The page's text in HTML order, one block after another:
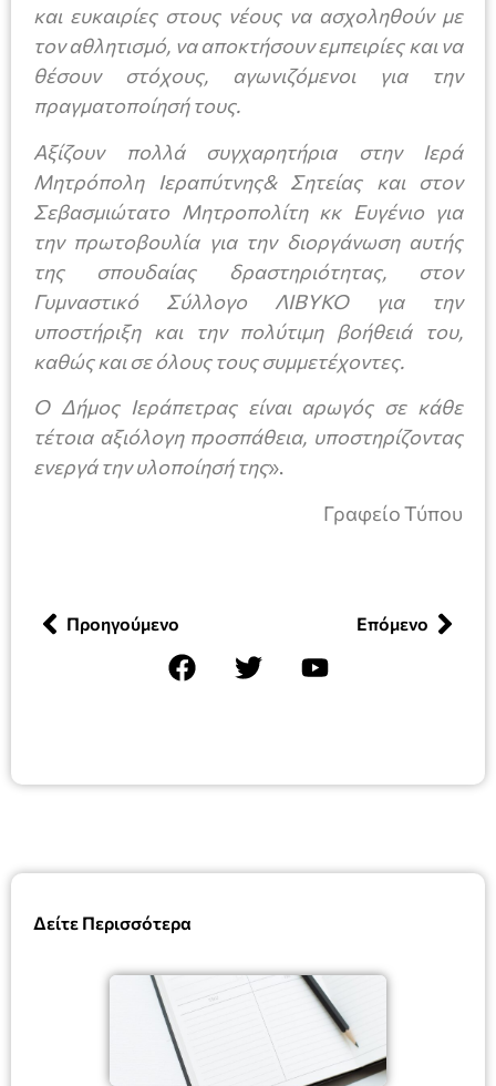
Δείτε Περισσότερα
και ευκαιρίες στους νέους να ασχοληθούν με
τον αθλητισμό, να αποκτήσουν εμπειρίες και να
θέσουν στόχους, αγωνιζόμενοι για την
πραγματοποίησή τους.
Αξίζουν πολλά συγχαρητήρια στην Ιερά
Μητρόπολη Ιεραπύτνης& Σητείας και στον
Σεβασμιώτατο Μητροπολίτη κκ Ευγένιο για
την πρωτοβουλία για την διοργάνωση αυτής
της σπουδαίας δραστηριότητας, στον
Γυμναστικό Σύλλογο ΛΙΒΥΚΟ για την
υποστήριξη και την πολύτιμη βοήθειά του,
καθώς και σε όλους τους συμμετέχοντες.
Ο Δήμος Ιεράπετρας είναι αρωγός σε κάθε
τέτοια αξιόλογη προσπάθεια, υποστηρίζοντας
ενεργά την υλοποίησή της».
Γραφείο Τύπου
Προηγούμενο Επόμενο